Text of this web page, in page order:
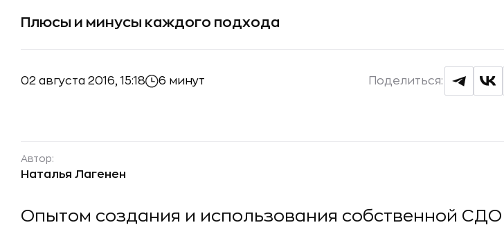
Плюсы и минусы каждого подхода
02 августа 2016, 15:18 6 минут Поделиться:
Автор:
Наталья Лагенен
Опытом создания и использования собственной СДО